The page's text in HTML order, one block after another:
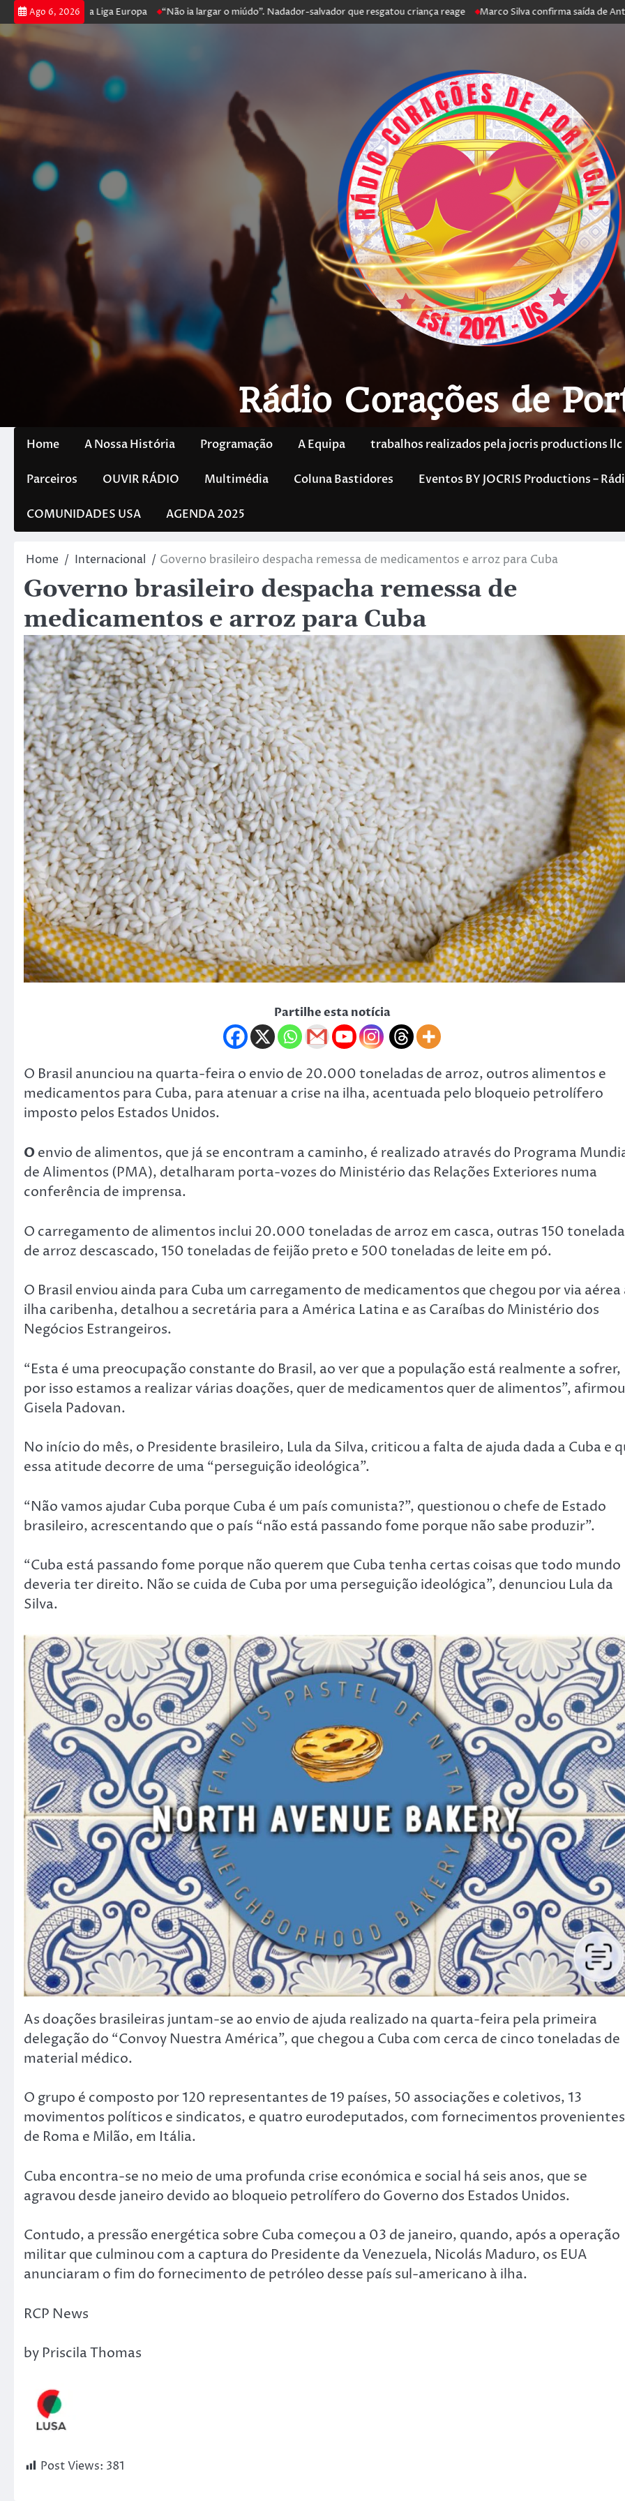
Ago 6, 2026
na Liga Europa “Não ia largar o miúdo”. Nadador-salvador que resgatou criança reage Marco Silva confirma saída de António
Rádio Corações de
Home A Nossa História Programação A Equipa trabalhos realizados pela jocris productions llc
Parceiros OUVIR RÁDIO Multimédia Coluna Bastidores Eventos BY JOCRIS Productions –
COMUNIDADES USA AGENDA 2025
Home Internacional Governo brasileiro despacha remessa de medicamentos e arroz para Cuba
Governo brasileiro despacha remessa de
medicamentos e arroz para Cuba
Partilhe esta notícia
O Brasil anunciou na quarta-feira o envio de 20.000 toneladas de arroz, outros alimentos e
medicamentos para Cuba, para atenuar a crise na ilha, acentuada pelo bloqueio petrolífero
imposto pelos Estados Unidos.
Oenvio de alimentos, que já se encontram a caminho, é realizado através do Programa
de Alimentos (PMA), detalharam porta-vozes do Ministério das Relações Exteriores numa
conferência de imprensa.
O carregamento de alimentos inclui 20.000 toneladas de arroz em casca, outras 150
de arroz descascado, 150 toneladas de feijão preto e 500 toneladas de leite em pó.
O Brasil enviou ainda para Cuba um carregamento de medicamentos que chegou por via aérea
ilha caribenha, detalhou a secretária para a América Latina e as Caraíbas do Ministério dos
Negócios Estrangeiros.
“Esta é uma preocupação constante do Brasil, ao ver que a população está realmente a sofrer,
por isso estamos a realizar várias doações, quer de medicamentos quer de alimentos”, afirmou
Gisela Padovan.
No início do mês, o Presidente brasileiro, Lula da Silva, criticou a falta de ajuda dada a Cuba e
essa atitude decorre de uma “perseguição ideológica”.
“Não vamos ajudar Cuba porque Cuba é um país comunista?”, questionou o chefe de Estado
brasileiro, acrescentando que o país “não está passando fome porque não sabe produzir”.
“Cuba está passando fome porque não querem que Cuba tenha certas coisas que todo mundo
deveria ter direito. Não se cuida de Cuba por uma perseguição ideológica”, denunciou Lula da
Silva.
As doações brasileiras juntam-se ao envio de ajuda realizado na quarta-feira pela primeira
delegação do “Convoy Nuestra América”, que chegou a Cuba com cerca de cinco toneladas de
material médico.
O grupo é composto por 120 representantes de 19 países, 50 associações e coletivos, 13
movimentos políticos e sindicatos, e quatro eurodeputados, com fornecimentos provenientes
de Roma e Milão, em Itália.
Cuba encontra-se no meio de uma profunda crise económica e social há seis anos, que se
agravou desde janeiro devido ao bloqueio petrolífero do Governo dos Estados Unidos.
Contudo, a pressão energética sobre Cuba começou a 03 de janeiro, quando, após a operação
militar que culminou com a captura do Presidente da Venezuela, Nicolás Maduro, os EUA
anunciaram o fim do fornecimento de petróleo desse país sul-americano à ilha.
RCP News
by Priscila Thomas
Post Views: 381